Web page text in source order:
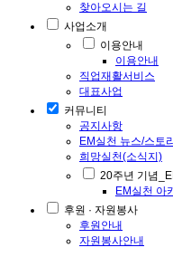
찾아오시는 길
사업소개
이용안내
이용안내
직업재활서비스
대표사업
커뮤니티
공지사항
EM실천 뉴스/스토리
희망실천(소식지)
20주년 기념
EM실천 아
후원 · 자원봉사
후원안내
자원봉사안내